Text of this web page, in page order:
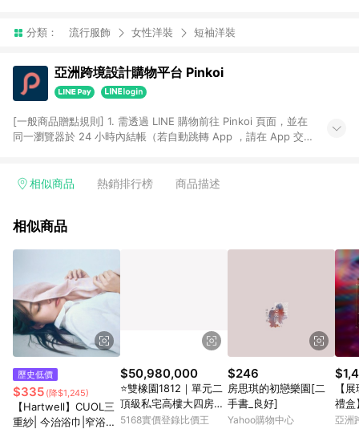
分類： 流行服飾 女性洋裝 短袖洋裝
亞洲跨境設計購物平台 Pinkoi
[一般商品贈點規則] 1. 需透過 LINE 購物前往 Pinkoi 頁面，並在
同一瀏覽器於 24 小時內結帳（若自動跳轉 App ，請在 App 交
回饋訂單不得享有 Pinkoi 站方優惠，例如首購優惠，P coins，
行為，不具贈點資格，部分退款不在此限。 6. APP 請更新至
運費，攤位費等不具贈點資格。 9. LINE 購物站上之商品規格、
顏色、價位、贈品如與 Pinkoi 商品資訊頁及購物車不符，以
Pinkoi 購物商品資訊頁及購物車標示為準。 10. 點數紅包使用規
則請以點數紅包活動說明為準。 11. 若於 LINE 購物前往 Pinkoi
頁面後才首次下載 Pinkoi APP 並完成訂單，不符合導購資格；承
上，首次下載 Pinkoi APP 後，需透過 LINE 購物前往 Pinkoi 頁
相似商品 熱銷排行榜 商品描述
相似商品
歷史低價
$335 (降$1,245)
【Hartwell】CUOL三
重紗| 今治浴巾|窄浴巾|
$50,980,000
⭐️雙橡園1812｜單元二
頂級私宅高樓大四房雙
平車｜台中市南屯區龍
5168實價登錄比價王
$246
房思琪的初戀樂園[二
手書_良好]
Yahoo購物中心
【
禮盒
漫質
亞洲